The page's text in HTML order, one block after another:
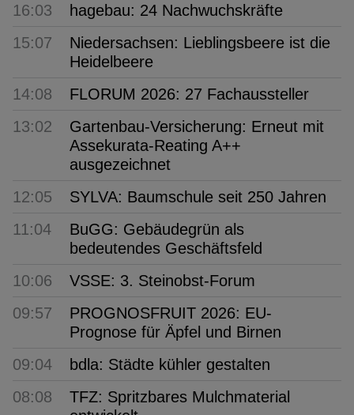
16:03
hagebau: 24 Nachwuchskräfte
15:07
Niedersachsen: Lieblingsbeere ist die
Heidelbeere
14:08
FLORUM 2026: 27 Fachaussteller
13:02
Gartenbau-Versicherung: Erneut mit
Assekurata-Reating A++
ausgezeichnet
12:05
SYLVA: Baumschule seit 250 Jahren
11:04
BuGG: Gebäudegrün als
bedeutendes Geschäftsfeld
10:06
VSSE: 3. Steinobst-Forum
09:57
PROGNOSFRUIT 2026: EU-
Prognose für Äpfel und Birnen
09:04
bdla: Städte kühler gestalten
08:08
TFZ: Spritzbares Mulchmaterial